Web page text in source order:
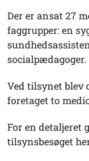
Der er ansat 27
faggrupper: en
socialpædagoger.
Ved tilsynet blev
foretaget to
For en detaljeret
tilsynsbesøget